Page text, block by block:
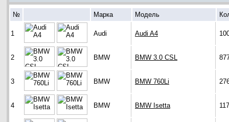
№ Марка Модель
1 Audi Audi A4
2 BMW BMW 3.0 CSL
3 BMW BMW 760Li
4 BMW BMW Isetta